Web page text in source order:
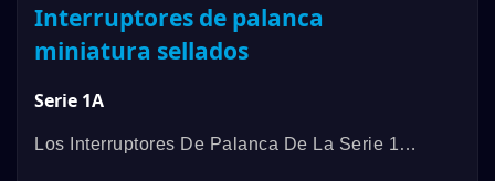
Interruptores de palanca
miniatura sellados
Serie 1A
Los Interruptores De Palanca De La Serie 1A